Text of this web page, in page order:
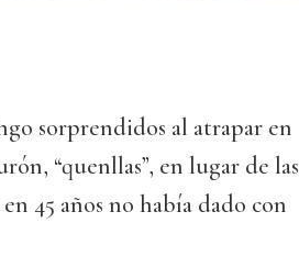
sorprendidos al atrapar en
“quenllas”, en lugar de las
45 años no había dado con